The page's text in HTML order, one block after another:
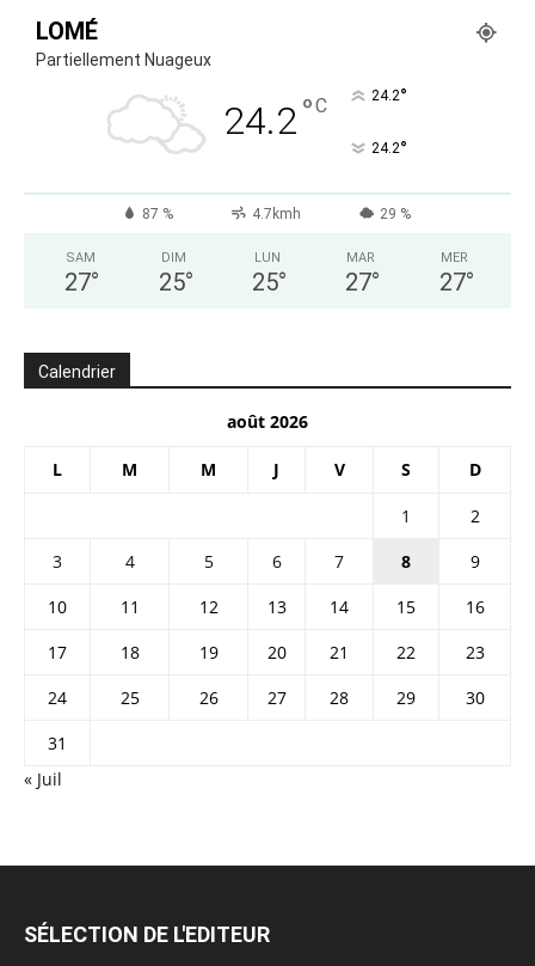
LOMÉ
Partiellement Nuageux
24.2°C 24.2°
24.2°
87 % 4.7kmh 29 %
SAM
27°
DIM
25°
LUN
25°
MAR
27°
MER
27°
Calendrier
août 2026
L M M J V S D
1
2
3
4 5 6 7 8
9
10
11 12 13 14 15
16
17
18 19 20 21 22
23
24
25 26 27 28 29
30
31
« Juil
SÉLECTION DE L'EDITEUR